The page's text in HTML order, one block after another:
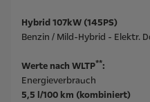
Hybrid 107kW (145PS)
Benzin / Mild-Hybrid - Elektr.
Werte nach WLTP**:
Energieverbrauch
5,5 l/100 km (kombiniert)